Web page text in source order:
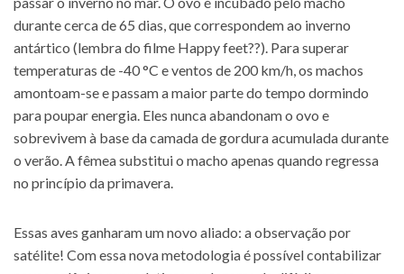
durante cerca de 65 dias, que correspondem ao inverno
antártico (lembra do filme Happy feet??). Para superar
temperaturas de -40 °C e ventos de 200 km/h, os machos
amontoam-se e passam a maior parte do tempo dormindo
para poupar energia. Eles nunca abandonam o ovo e
sobrevivem à base da camada de gordura acumulada durante
o verão. A fêmea substitui o macho apenas quando regressa
no princípio da primavera.
Essas aves ganharam um novo aliado: a observação por
satélite! Com essa nova metodologia é possível contabilizar